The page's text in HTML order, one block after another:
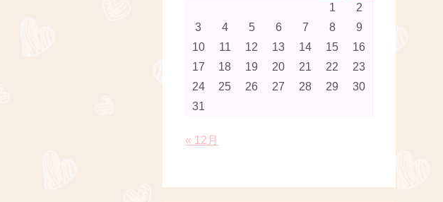
1
2
3
4 5 6 7 8
9
10
11 12 13 14 15
16
17
18 19 20 21 22
23
24
25 26 27 28 29
30
31
« 12月